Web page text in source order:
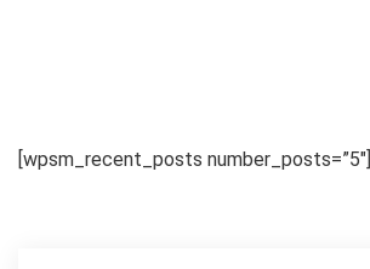
[wpsm_recent_posts number_posts=”5″]